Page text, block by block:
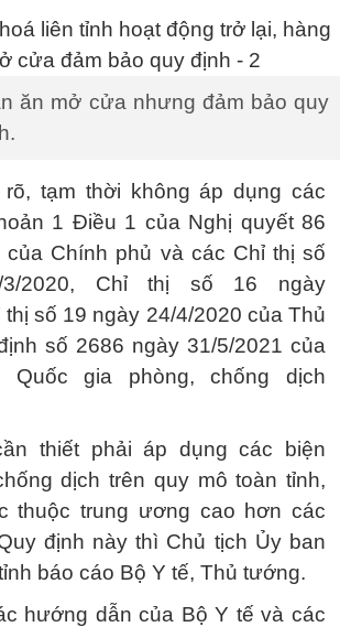
ăn mở cửa nhưng đảm bảo quy
tạm thời không áp dụng các
1 Điều 1 của Nghị quyết 86
của Chính phủ và các Chỉ thị số
2020, Chỉ thị số 16 ngày
số 19 ngày 24/4/2020 của Thủ
số 2686 ngày 31/5/2021 của
Quốc gia phòng, chống dịch
thiết phải áp dụng các biện
dịch trên quy mô toàn tỉnh,
thuộc trung ương cao hơn các
định này thì Chủ tịch Ủy ban
báo cáo Bộ Y tế, Thủ tướng.
hướng dẫn của Bộ Y tế và các